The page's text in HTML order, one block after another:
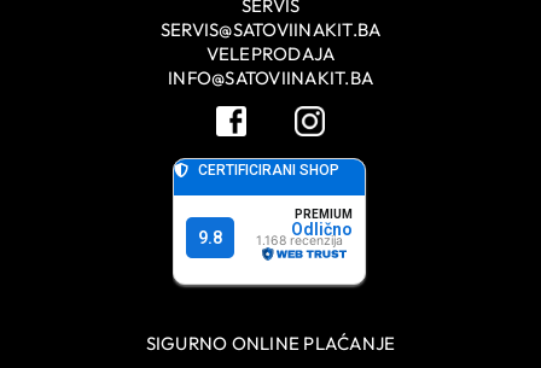
SERVIS
SERVIS@SATOVIINAKIT.BA
VELEPRODAJA
INFO@SATOVIINAKIT.BA
SIGURNO ONLINE PLAĆANJE